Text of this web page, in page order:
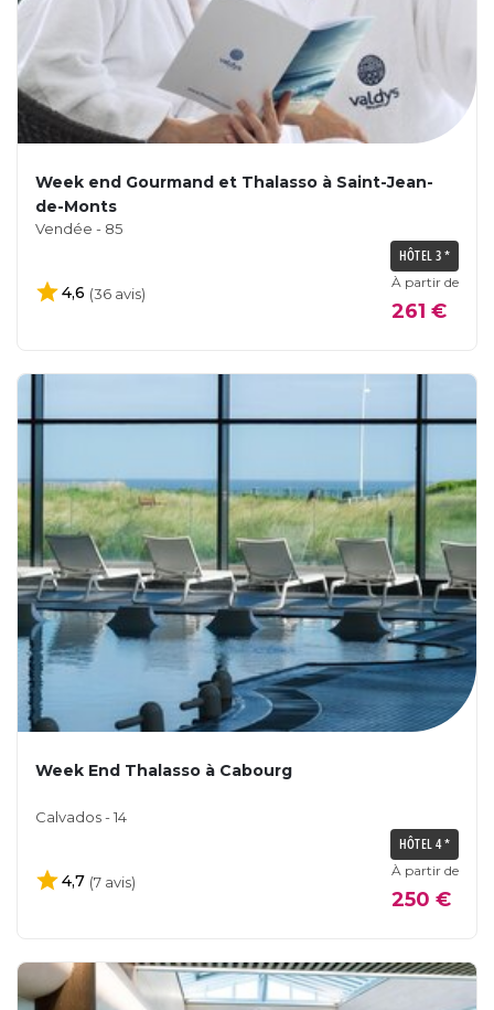
Week end Gourmand et Thalasso à Saint-Jean-
de-Monts
Vendée - 85
HÔTEL 3 *
4,6 (36 avis)
À partir de
261 €
Week End Thalasso à Cabourg
Calvados - 14
HÔTEL 4 *
4,7 (7 avis)
À partir de
250 €